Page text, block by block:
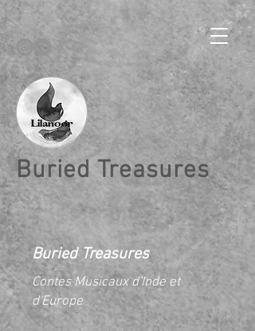
Buried Treasures
Buried Treasures
Contes Musicaux d'Inde et
d'Europe